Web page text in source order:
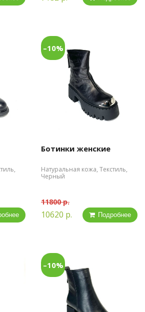
–10%
Ботинки женские
Натуральная кожа, Текстиль,
Черный
11800 р.
10620 р. Подробнее
–10%